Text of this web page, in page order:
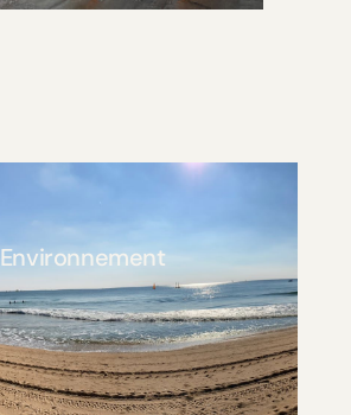
Environnement